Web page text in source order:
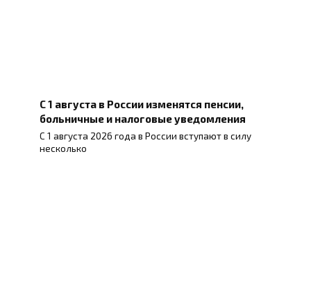
С 1 августа в России изменятся пенсии,
больничные и налоговые уведомления
С 1 августа 2026 года в России вступают в силу
несколько